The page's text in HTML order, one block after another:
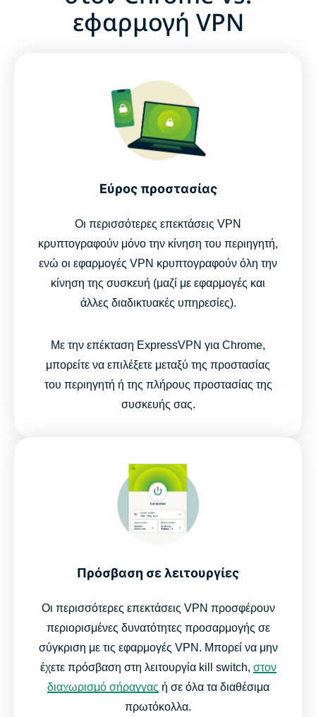
εφαρμογή VPN
Εύρος προστασίας
Οι περισσότερες επεκτάσεις VPN
κρυπτογραφούν μόνο την κίνηση του περιηγητή,
ενώ οι εφαρμογές VPN κρυπτογραφούν όλη την
κίνηση της συσκευή (μαζί με εφαρμογές και
άλλες διαδικτυακές υπηρεσίες).
Με την επέκταση ExpressVPN για Chrome,
μπορείτε να επιλέξετε μεταξύ της προστασίας
του περιηγητή ή της πλήρους προστασίας της
συσκευής σας.
Πρόσβαση σε λειτουργίες
Οι περισσότερες επεκτάσεις VPN προσφέρουν
περιορισμένες δυνατότητες προσαρμογής σε
σύγκριση με τις εφαρμογές VPN. Μπορεί να μην
έχετε πρόσβαση στη λειτουργία kill switch, στον
διαχωρισμό σήραγγας ή σε όλα τα διαθέσιμα
πρωτόκολλα.